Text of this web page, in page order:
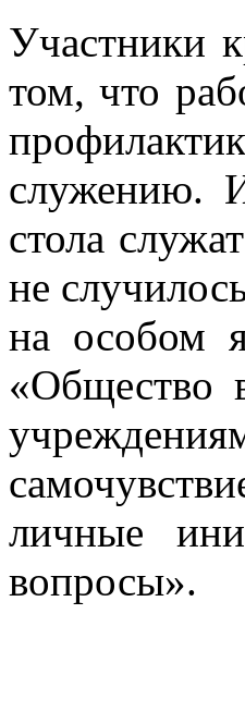
Участники
том, что
служению.
стола
не
на особом
«Общество
личные
вопросы».